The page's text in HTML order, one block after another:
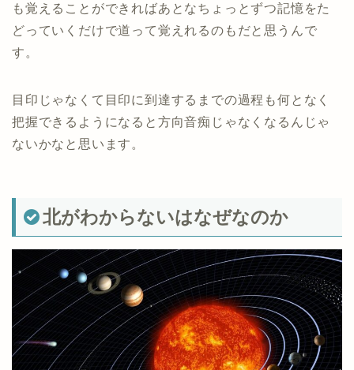
も覚えることができればあとなちょっとずつ記憶をた
どっていくだけで道って覚えれるのもだと思うんで
す。
目印じゃなくて目印に到達するまでの過程も何となく
把握できるようになると方向音痴じゃなくなるんじゃ
ないかなと思います。
北がわからないはなぜなのか